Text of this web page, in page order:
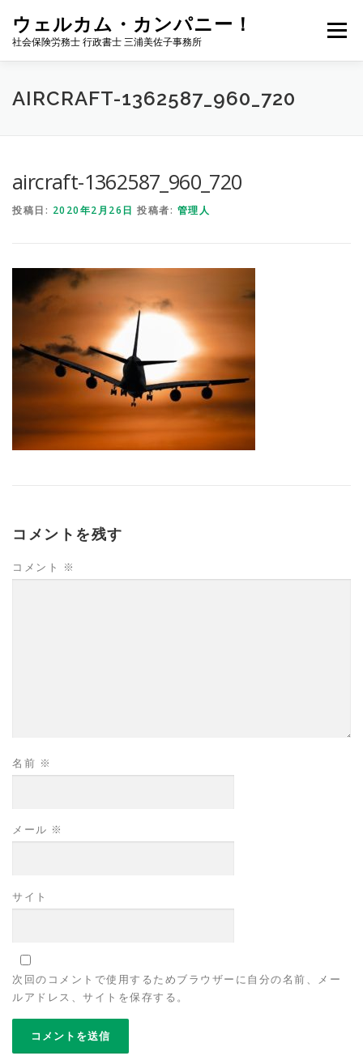
ウェルカム・カンパニー！
社会保険労務士 行政書士 三浦美佐子事務所
メニュー
ホーム サービス内容 事務所案内 NEWS
AIRCRAFT-1362587_960_720
aircraft-1362587_960_720
投稿日: 2020年2月26日 投稿者: 管理人
コメントを残す
コメント ※
名前 ※
メール ※
サイト
次回のコメントで使用するためブラウザーに自分の名前、メー
ルアドレス、サイトを保存する。